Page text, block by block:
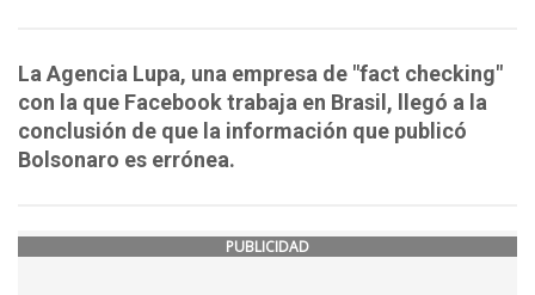
La Agencia Lupa, una empresa de "fact checking"
con la que Facebook trabaja en Brasil, llegó a la
conclusión de que la información que publicó
Bolsonaro es errónea.
PUBLICIDAD